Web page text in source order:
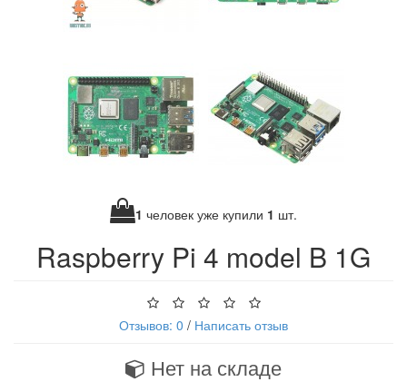
1 человек уже купили 1 шт.
Raspberry Pi 4 model B 1G
Отзывов: 0 / Написать отзыв
Нет на складе